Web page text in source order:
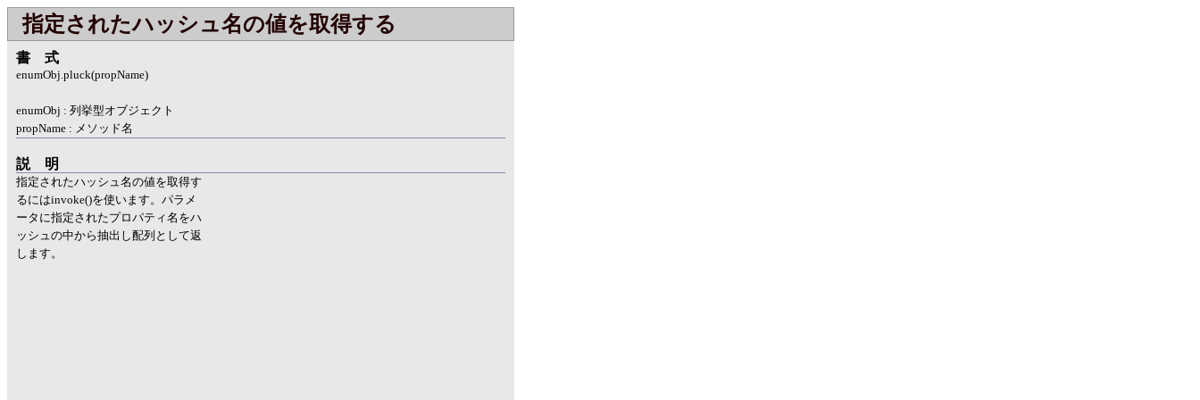
指定されたハッシュ名の値を取得する
書式
enumObj.pluck(propName)
enumObj : 列挙型オブジェクト
propName : メソッド名
説明
指定されたハッシュ名の値を取得す
るにはinvoke()を使います。パラメ
ータに指定されたプロパティ名をハ
ッシュの中から抽出し配列として返
します。